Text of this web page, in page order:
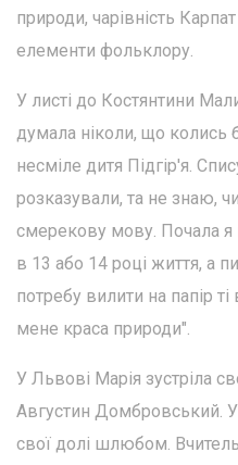
природи, чарівність
елементи фольклору.
У листі до Костянтини
думала ніколи, що колись
несміле дитя Підгір'я.
розказували, та не знаю,
смерекову мову. Почала
в 13 або 14 році життя, а
потребу вилити на папір
мене краса природи".
У Львові Марія зустріла
Августин Домбровський.
свої долі шлюбом.